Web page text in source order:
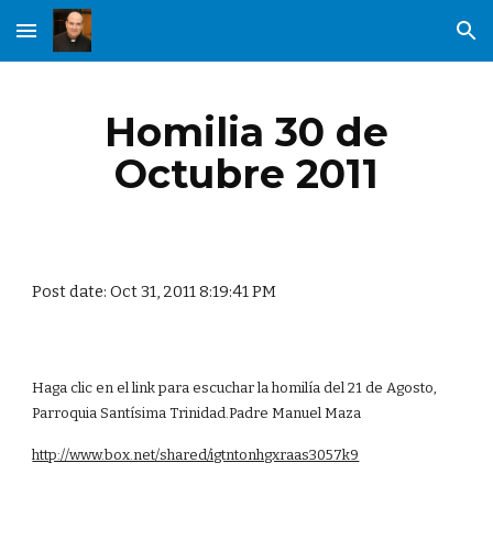
Skip to main content Skip to navigation
Homilia 30 de
Octubre 2011
Post date: Oct 31, 2011 8:19:41 PM
Haga clic en el link para escuchar la homilía del 21 de Agosto,
Parroquia Santísima Trinidad.Padre Manuel Maza
http://www.box.net/shared/igtntonhgxraas3057k9